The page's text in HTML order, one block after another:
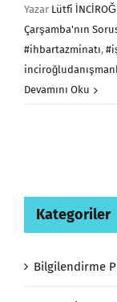
Yazar Lütfi
Çarşamba'nın
#ihbartazminatı,
Devamını Oku
Kategoriler
Bilgilendirme